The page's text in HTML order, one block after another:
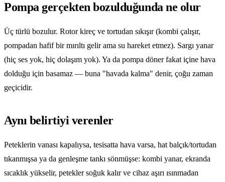
Pompa gerçekten bozulduğunda ne olur
Üç türlü bozulur. Rotor kireç ve tortudan sıkışır (kombi çalışır,
pompadan hafif bir mırıltı gelir ama su hareket etmez). Sargı yanar
(hiç ses yok, hiç dolaşım yok). Ya da pompa döner fakat içine hava
dolduğu için basamaz — buna "havada kalma" denir, çoğu zaman
geçicidir.
Aynı belirtiyi verenler
Peteklerin vanası kapalıysa, tesisatta hava varsa, hat balçık/tortudan
tıkanmışsa ya da genleşme tankı sönmüşse: kombi yanar, ekranda
sıcaklık yükselir, petekler soğuk kalır ve cihaz aşırı ısınmadan